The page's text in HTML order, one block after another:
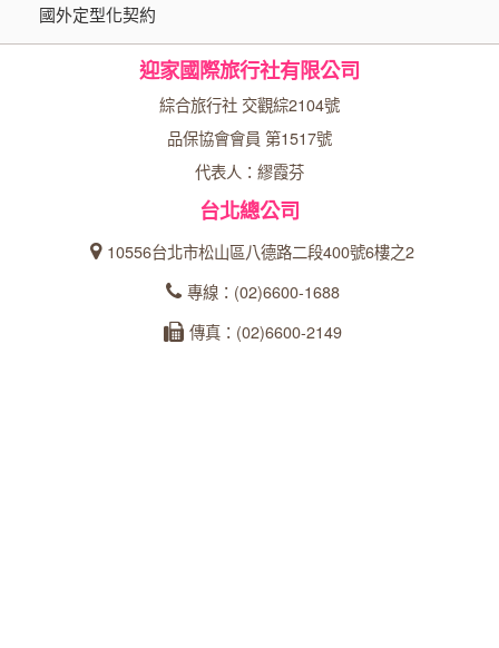
國外定型化契約
迎家國際旅行社有限公司
綜合旅行社 交觀綜2104號
品保協會會員 第1517號
代表人：繆霞芬
台北總公司
10556台北市松山區八德路二段400號6樓之2
專線：(02)6600-1688
傳真：(02)6600-2149